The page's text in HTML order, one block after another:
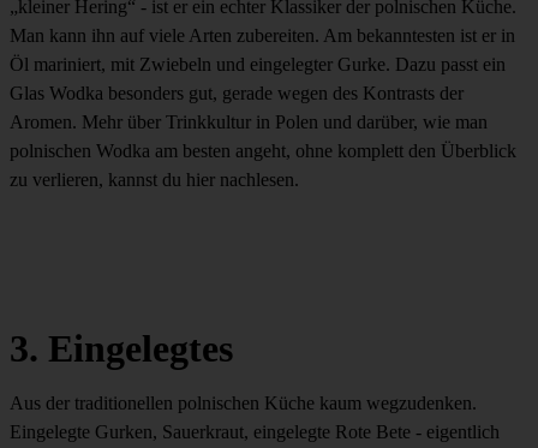
„kleiner Hering“ - ist er ein echter Klassiker der polnischen Küche.
Man kann ihn auf viele Arten zubereiten. Am bekanntesten ist er in
Öl mariniert, mit Zwiebeln und eingelegter Gurke. Dazu passt ein
Glas Wodka besonders gut, gerade wegen des Kontrasts der
Aromen. Mehr über Trinkkultur in Polen und darüber, wie man
polnischen Wodka am besten angeht, ohne komplett den Überblick
zu verlieren, kannst du hier nachlesen.
3. Eingelegtes
Aus der traditionellen polnischen Küche kaum wegzudenken.
Eingelegte Gurken, Sauerkraut, eingelegte Rote Bete - eigentlich